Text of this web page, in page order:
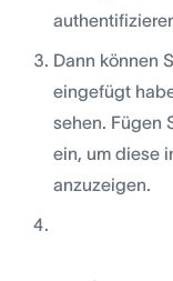
Dann können
eingefügt
sehen. Fügen
ein, um diese
anzuzeigen.